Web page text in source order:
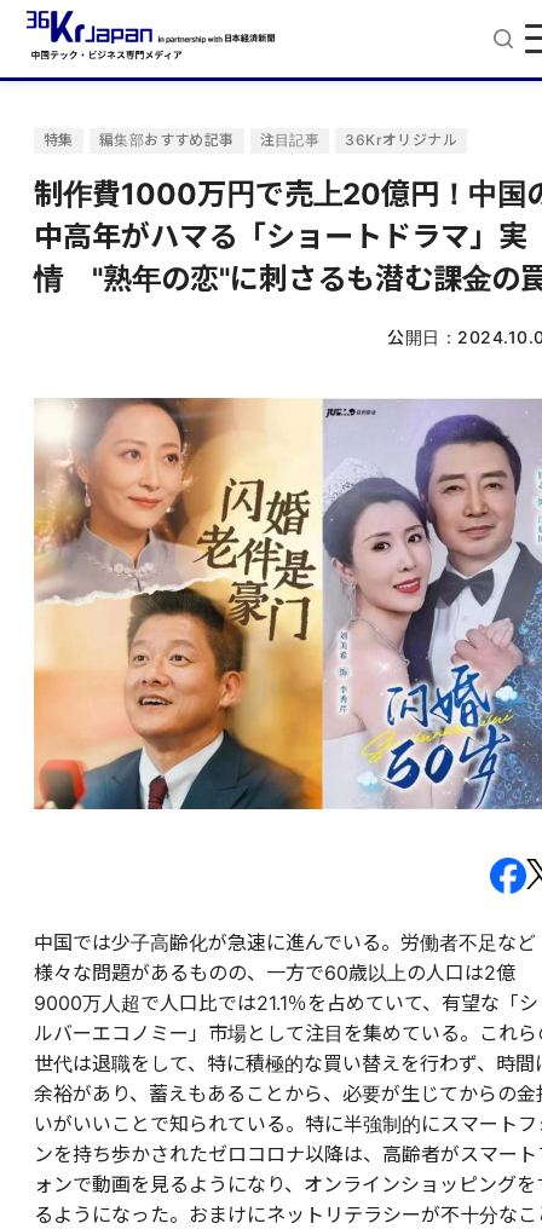
特集 編集部おすすめ記事 注目記事 36Krオリジナル
制作費1000万円で売上20億円！中国
中高年がハマる「ショートドラマ」実
情 "熟年の恋"に刺さるも潜む課金の
公開日：
中国では少子高齢化が急速に進んでいる。労働者不足など
様々な問題があるものの、一方で60歳以上の人口は2億
9000万人超で人口比では21.1％を占めていて、有望な「シ
ルバーエコノミー」市場として注目を集めている。これら
世代は退職をして、特に積極的な買い替えを行わず、時間
余裕があり、蓄えもあることから、必要が生じてからの金
いがいいことで知られている。特に半強制的にスマートフ
ンを持ち歩かされたゼロコロナ以降は、高齢者がスマート
ォンで動画を見るようになり、オンラインショッピングを
るようになった。おまけにネットリテラシーが不十分なこ